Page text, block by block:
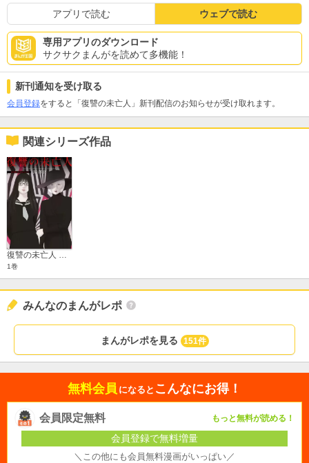
アプリで読む ウェブで読む
専用アプリのダウンロード
サクサクまんがを読めて多機能！
新刊通知を受け取る
会員登録をすると「復讐の未亡人」新刊配信のお知らせが受け取れます。
関連シリーズ作品
復讐の未亡人 番外編
1巻
みんなのまんがレポ
まんがレポを見る 151件
無料会員 になると こんなにお得！
会員限定無料 もっと無料が読める！
会員登録で無料増量
＼この他にも会員無料漫画がいっぱい／